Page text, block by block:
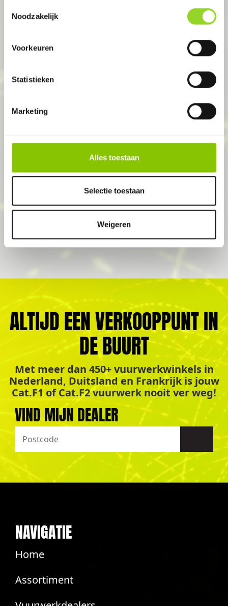
Noodzakelijk
Voorkeuren
Statistieken
Marketing
Alles toestaan
Selectie toestaan
Weigeren
WINSUM
Rispens Vuurwerk Winsum
ALTIJD EEN VERKOOPPUNT IN
DE BUURT
Met meer dan 450+ vuurwerkwinkels in
Nederland, Duitsland en Frankrijk is jouw
Cat.F1 of Cat.F2 vuurwerk nooit ver weg!
VIND MIJN DEALER
NAVIGATIE
Home
Assortiment